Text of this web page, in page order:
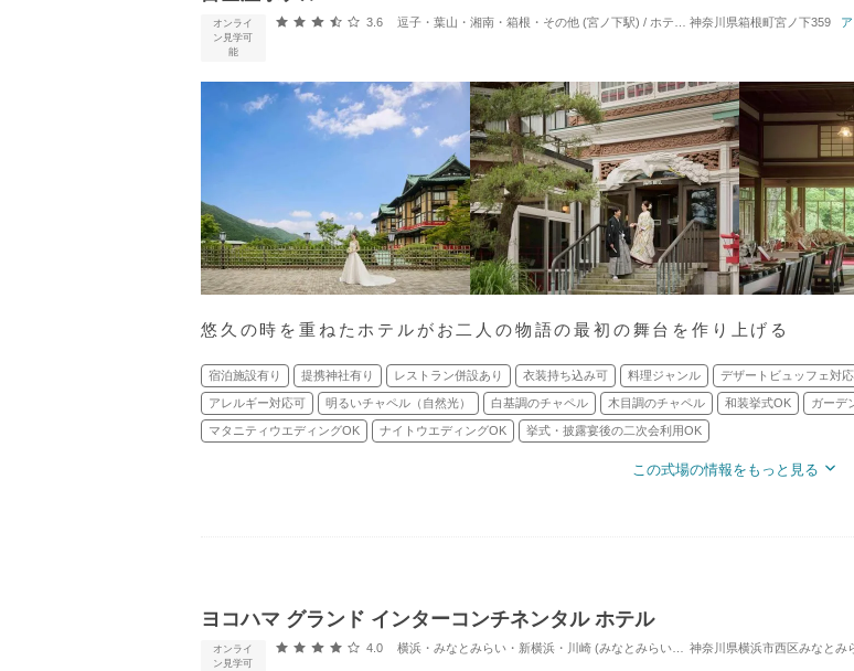
オンライ
ン見学可
能
口コミ評価
3.6 逗子・葉山・湘南・箱根・その他 (宮ノ下駅) / ホテルウエディング 対応人数: 着席
神奈川県箱根町宮ノ下359
悠久の時を重ねたホテルがお二人の物語の最初の舞台を作り上げる
宿泊施設有り 提携神社有り レストラン併設あり 衣装持ち込み可 料理ジャンル デザートビュッフェ対
アレルギー対応可 明るいチャペル（自然光） 白基調のチャペル 木目調のチャペル 和装挙式OK ガーデ
マタニティウエディングOK ナイトウエディングOK 挙式・披露宴後の二次会利用OK
この式場の情報をもっと見る
ヨコハマ グランド インターコンチネンタル ホテル
オンライ
ン見学可
口コミ評価
4.0 横浜・みなとみらい・新横浜・川崎 (みなとみらい駅) / ホテルウエディング 対応人
神奈川県横浜市西区みなとみ